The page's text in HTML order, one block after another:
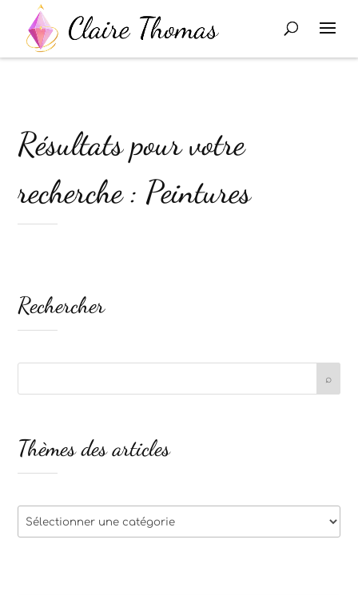
Résultats pour votre
recherche : Peintures
Rechercher
Thèmes des articles
Thèmes
des